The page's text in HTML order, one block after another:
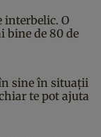
interbelic. O
bine de 80 de
sine în situații
te pot ajuta